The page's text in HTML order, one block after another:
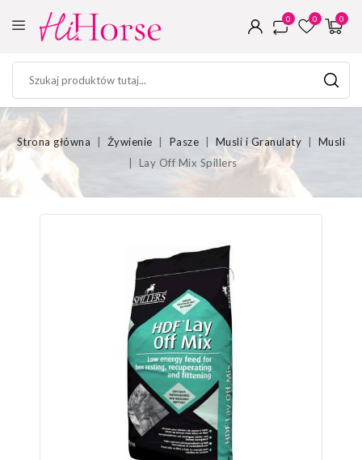
0
0
0
Strona główna Żywienie Pasze Musli i Granulaty
Musli
Lay Off Mix Spillers